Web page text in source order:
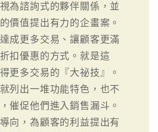
為諮詢式的夥伴關係，並
價值提出有力的企畫案。
成更多交易、讓顧客更滿
扣優惠的方式。就是這
更多交易的『大祕技』。
列出一堆功能特色，也不
催促他們進入銷售漏斗。
向，為顧客的利益提出有